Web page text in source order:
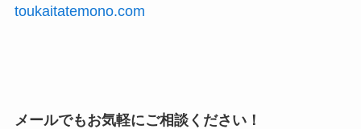
toukaitatemono.com
メールでもお気軽にご相談ください！